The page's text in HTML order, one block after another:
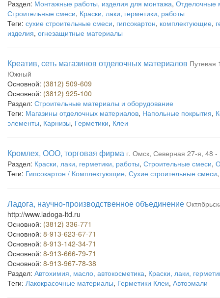
Раздел: Монтажные работы, изделия для монтажа, Отделочные
Строительные смеси, Краски, лаки, герметики, работы
Теги: сухие строительные смеси, гипсокартон, комплектующие,
изделия, огнезащитные материалы
Креатив, сеть магазинов отделочных материалов Путевая
Южный
Основной: (3812) 509-609
Основной: (3812) 925-100
Раздел: Строительные материалы и оборудование
Теги: Магазины отделочных материалов, Напольные покрытия,
элементы, Карнизы, Герметики, Клеи
Кромлех, ООО, торговая фирма г. Омск, Северная 27-я, 48 -
Раздел: Краски, лаки, герметики, работы, Строительные смеси,
Теги: Гипсокартон / Комплектующие, Сухие строительные смеси
Ладога, научно-производственное объединение
http://www.ladoga-ltd.ru
Основной: (3812) 336-771
Основной: 8-913-623-67-71
Основной: 8-913-142-34-71
Основной: 8-913-666-79-71
Основной: 8-913-967-78-38
Раздел: Автохимия, масло, автокосметика, Краски, лаки,
Теги: Лакокрасочные материалы, Герметики Клеи, Автоэмали